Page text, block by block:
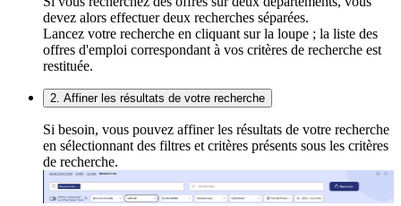
devez alors effectuer deux recherches séparées.
Lancez votre recherche en cliquant sur la loupe ; la liste des
offres d'emploi correspondant à vos critères de recherche est
restituée.
2. Affiner les résultats de votre recherche
Si besoin, vous pouvez affiner les résultats de votre recherche
en sélectionnant des filtres et critères présents sous les critères
de recherche.